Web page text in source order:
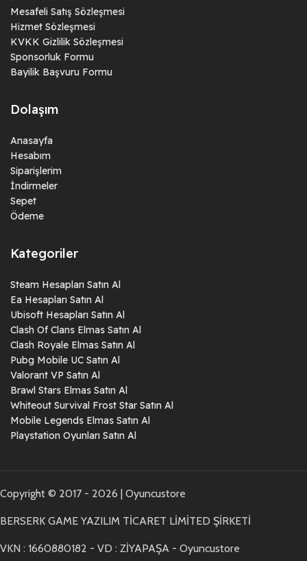
Mesafeli Satış Sözleşmesi
Hizmet Sözleşmesi
KVKK Gizlilik Sözleşmesi
Sponsorluk Formu
Bayilik Başvuru Formu
Dolaşım
Anasayfa
Hesabım
Siparişlerim
İndirmeler
Sepet
Ödeme
Kategoriler
Steam Hesapları Satın Al
Ea Hesapları Satın Al
Ubisoft Hesapları Satın Al
Clash Of Clans Elmas Satın Al
Clash Royale Elmas Satın Al
Pubg Mobile UC Satın Al
Valorant VP Satın Al
Brawl Stars Elmas Satın Al
Whiteout Survival Frost Star Satın Al
Mobile Legends Elmas Satın Al
Playstation Oyunları Satın Al
Copyright © 2017 - 2026 | Oyuncustore
BERSERK GAME YAZILIM TİCARET LİMİTED ŞİRKETİ
VKN : 1660880182 - VD : ZİYAPAŞA - Oyuncustore